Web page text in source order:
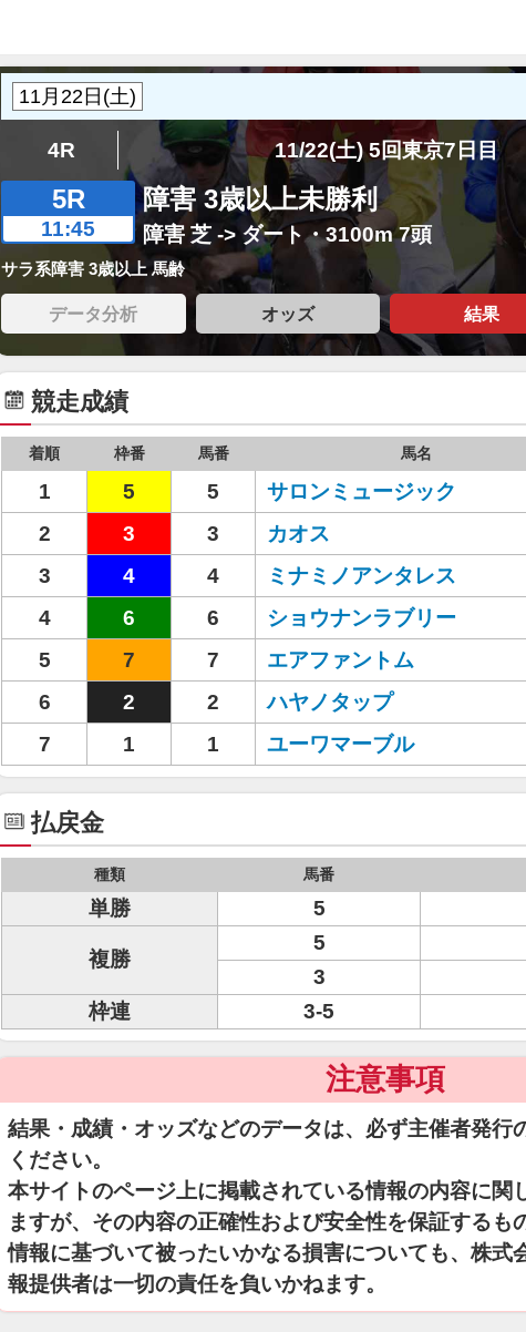
4R 11/22(土) 5回東京7日目
5R
11:45
障害 3歳以上未勝利
障害 芝 -> ダート・3100m 7頭
サラ系障害 3歳以上 馬齢
データ分析 オッズ 結果
競走成績
着順 枠番 馬番 馬名
1 5 5 サロンミュージック
2
3 3 カオス
3
4 4 ミナミノアンタレス
4
6 6 ショウナンラブリー
5
7 7 エアファントム
6
2 2 ハヤノタップ
7
1 1 ユーワマーブル
払戻金
種類 馬番
単勝 5
複勝
5
3
枠連
3-5
注意事項
結果・成績・オッズなどのデータは、必ず主催者発行
ください。
本サイトのページ上に掲載されている情報の内容に関
ますが、その内容の正確性および安全性を保証するも
情報に基づいて被ったいかなる損害についても、株式
報提供者は一切の責任を負いかねます。